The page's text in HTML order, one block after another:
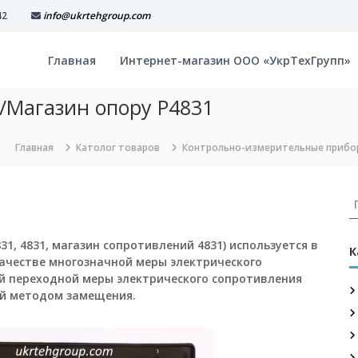
info@ukrtehgroup.com
Главная Интернет-магазин ООО «УкрТехГрупп»
опору Р4831
Главная Католог товаров Контрольно-измерительные
4831, магазин сопротивлений 4831) используется в
многозначной меры электрического
меры электрического сопротивления
методом замещения.
И
с
а
т
: